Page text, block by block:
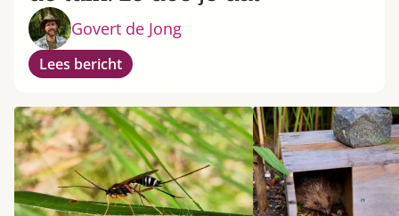
Govert de Jong
Lees bericht